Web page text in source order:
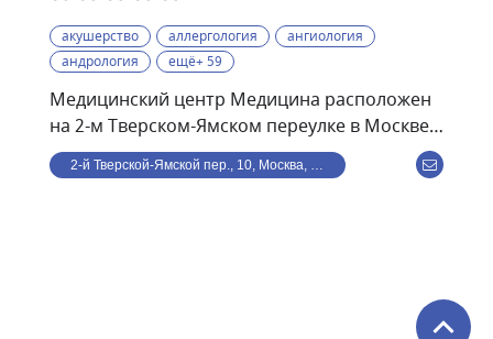
акушерство аллергология
ангиология
андрология
ещё+ 59
Медицинский центр Медицина расположен
на 2-м Тверском-Ямском переулке в Москве.
Раньше носил название имени академика
Ройтберга. Находится в шаговой
2-й Тверской-Ямской пер., 10, Москва, Россия